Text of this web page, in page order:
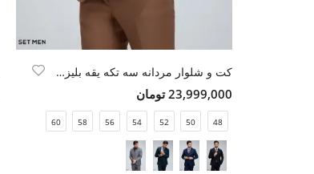
کت و شلوار مردانه سه تکه یقه بلیزر دو دکمه دو چاک
23,999,000 تومان
48
50
52
54
56
58
60